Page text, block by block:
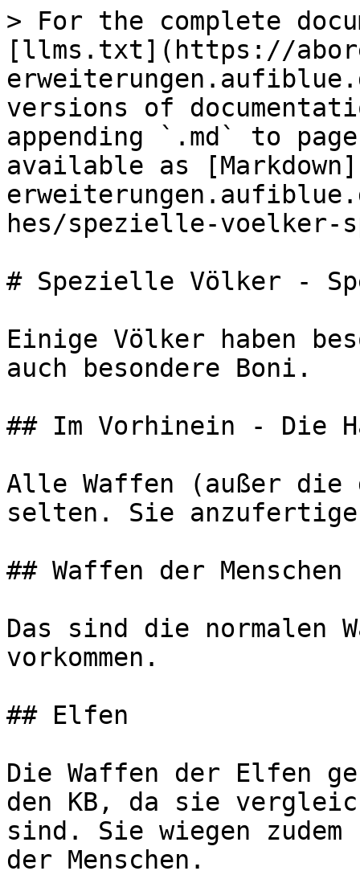
> For the complete
[llms.txt](https://
versions of
appending `.md` to
available as
hes/spezielle-voelker-
# Spezielle Völker -
Einige Völker haben
auch besondere Boni.
## Im Vorhinein - Die
Alle Waffen (außer die
selten. Sie
## Waffen der Menschen
Das sind die normalen
vorkommen.
## Elfen
Die Waffen der Elfen
den KB, da sie
sind. Sie wiegen
der Menschen.